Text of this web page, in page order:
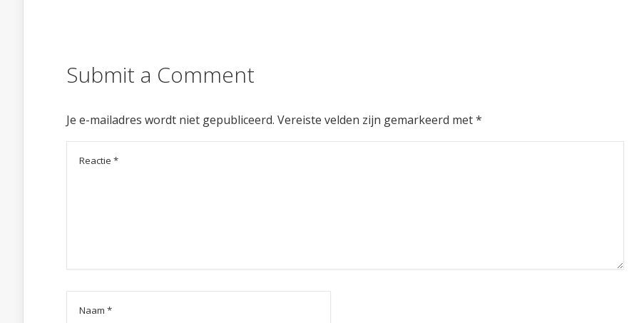
Submit a Comment
Je e-mailadres wordt niet gepubliceerd. Vereiste velden zijn gemarkeerd met*